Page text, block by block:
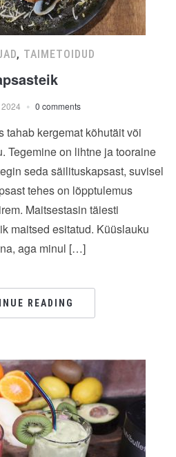
, TAIMETOIDUD
0 comments
tahab kergemat kõhutäit või
Tegemine on lihtne ja tooraine
seda säilituskapsast, suvisel
tehes on lõpptulemus
Maitsestasin täiesti
maitsed esitatud. Küüslauku
aga minul […]
READING